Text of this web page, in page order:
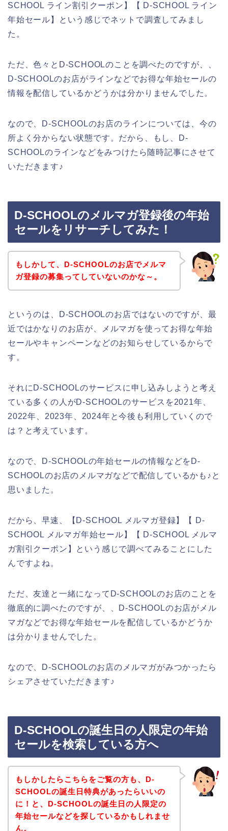
SCHOOL ライン割引クーポン】【 D-SCHOOL ライン
年始セール】という感じでネットで調査してみまし
た。
ただ、色々とD-SCHOOLのことを調べたのですが、、
D-SCHOOLのお店がラインなどでお得な年始セールの
情報を配信しているかどうかは分かりませんでした。
なので、D-SCHOOLのお店のラインについては、今の
所よく分からない状態です。だから、もし、D-
SCHOOLのラインなどをみつけたら随時記事にさせて
いただきます♪
D-SCHOOLのメルマガ登録後の年始
セールをリサーチしてみた！
もしかして、D-SCHOOLのお店でメルマ
ガ登録の募集ってしていないのかな～。
というのは、D-SCHOOLのお店ではないのですが、最
近ではかなりのお店が、メルマガを使ってお得な年始
セールやキャンペーンなどのお知らせしているからで
す。
それにD-SCHOOLのサービスに申し込みしようと考え
ている多くの人がD-SCHOOLのサービスを2021年、
2022年、2023年、2024年と今後も利用していくので
は？と考えています。
なので、D-SCHOOLの年始セールの情報などをD-
SCHOOLのお店のメルマガなどで配信しているかも♪と
思いました。
だから、早速、【D-SCHOOL メルマガ登録】【 D-
SCHOOL メルマガ年始セール】【 D-SCHOOL メルマ
ガ割引クーポン】という感じで調べてみることにした
んですよね。
ただ、友達と一緒になってD-SCHOOLのお店のことを
徹底的に調べたのですが、、D-SCHOOLのお店がメル
マガなどでお得な年始セールを配信しているかどうか
は分かりませんでした。
なので、D-SCHOOLのお店のメルマガがみつかったら
シェアさせていただきます♪
D-SCHOOLの誕生日の人限定の年始
セールを検索している方へ
もしかしたらこちらをご覧の方も、D-
SCHOOLの誕生日特典があったらいいの
に！と、D-SCHOOLの誕生日の人限定の
年始セールなどを探しているかもしれませ
ん。